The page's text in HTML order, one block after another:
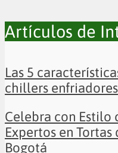
Artículos de
Las 5
chillers enfriadores
Celebra con Estilo
Expertos en
Bogotá